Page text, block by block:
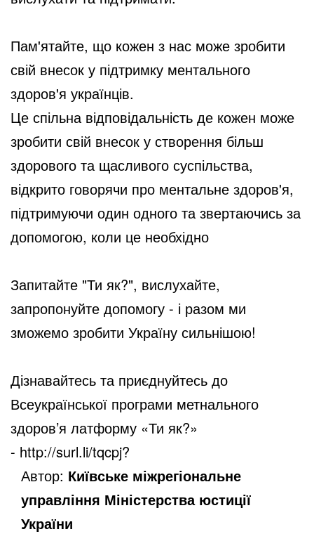
Пам'ятайте, що кожен з нас може зробити
свій внесок у підтримку ментального
здоров'я українців.
Це спільна відповідальність де кожен може
зробити свій внесок у створення більш
здорового та щасливого суспільства,
відкрито говорячи про ментальне здоров'я,
підтримуючи один одного та звертаючись за
допомогою, коли це необхідно
Запитайте "Ти як?", вислухайте,
запропонуйте допомогу - і разом ми
зможемо зробити Україну сильнішою!
Дізнавайтесь та приєднуйтесь до
Всеукраїнської програми метнального
здоров’я латформу «Ти як?»
- http://surl.li/tqcpj?
Автор: Київське міжрегіональне
управління Міністерства юстиції
України